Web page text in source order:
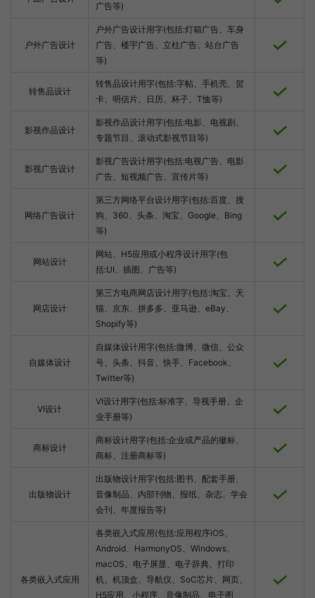
广告等)
户外广告设计
户外广告设计用字(包括:灯箱广告、车身
广告、楼宇广告、立柱广告、站台广告
等)
转售品设计
转售品设计用字(包括:字帖、手机壳、贺
卡、明信片、日历、杯子、T恤等)
影视作品设计
影视作品设计用字(包括:电影、电视剧、
专题节目、滚动式影视节目等)
影视广告设计
影视广告设计用字(包括:电视广告、电影
广告、短视频广告、宣传片等)
网络广告设计
第三方网络平台设计用字(包括:百度、搜
狗、360、头条、淘宝、Google、Bing
等)
网站设计
网站、H5应用或小程序设计用字(包
括:UI、插图、广告等)
网店设计
第三方电商网店设计用字(包括:淘宝、天
猫、京东、拼多多、亚马逊、eBay、
Shopify等)
自媒体设计
自媒体设计用字(包括:微博、微信、公众
号、头条、抖音、快手、Facebook、
Twitter等)
VI设计
VI设计用字(包括:标准字、导视手册、企
业手册等)
商标设计
商标设计用字(包括:企业或产品的徽标、
商标、注册商标等)
出版物设计
出版物设计用字(包括:图书、配套手册、
音像制品、内部刊物、报纸、杂志、学会
会刊、年度报告等)
各类嵌入式应用
各类嵌入式应用(包括:应用程序iOS、
Android、HarmonyOS、Windows、
macOS、电子屏显、电子辞典、打印
机、机顶盒、导航仪、SoC芯片、网页、
H5应用、小程序、音像制品、电子图